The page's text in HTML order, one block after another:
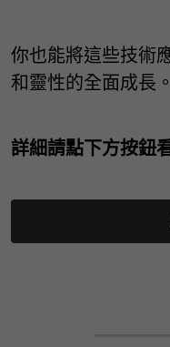
你也能將這些技術
和靈性的全面成長。
詳細請點下方按鈕